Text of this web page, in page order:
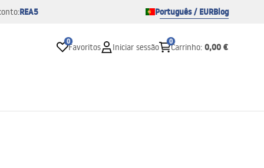
REA5 Português / EURBlog
0
Favoritos Iniciar sessão
0
Carrinho: 0,00 €